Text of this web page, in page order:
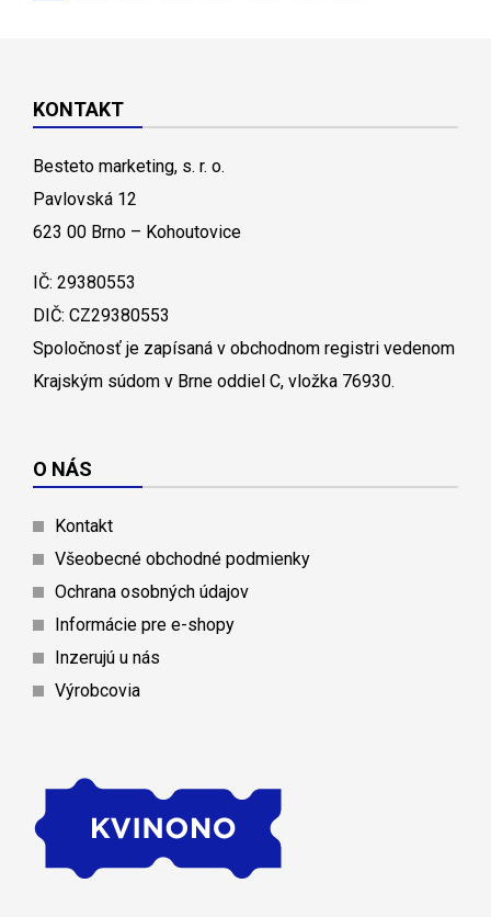
KONTAKT
Besteto marketing, s. r. o.
Pavlovská 12
623 00 Brno – Kohoutovice
IČ: 29380553
DIČ: CZ29380553
Spoločnosť je zapísaná v obchodnom registri vedenom
Krajským súdom v Brne oddiel C, vložka 76930.
O NÁS
Kontakt
Všeobecné obchodné podmienky
Ochrana osobných údajov
Informácie pre e-shopy
Inzerujú u nás
Výrobcovia